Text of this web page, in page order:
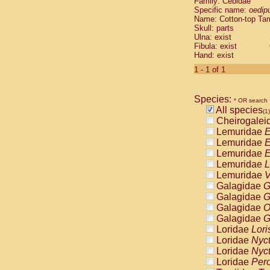
Cebidae
Cebidae
Cebidae
Cebidae
Cebidae
Cebidae
Cebidae
Cebidae
Cebidae
Cebidae
Cebidae
Cebidae
Atelidae
Atelidae
Atelidae
Atelidae
Atelidae
Atelidae
Atelidae
Atelidae
Atelidae
Atelidae
Pitheciidae
Specific name:
Name: Cotton-top
Skull: parts
Ulna: exist
Fibula: exist
Hand: exist
1 - 1 of 1
Species: * OR search
All species(1)
Lemuridae
Lemuridae
Lemuridae
Lemuridae
Lemuridae
Galagidae
Galagidae
Galagidae
Galagidae
Loridae
Loridae
Loridae
Loridae